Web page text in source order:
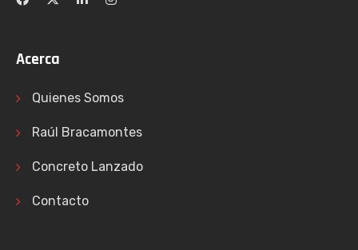
Acerca
Quienes Somos
Raúl Bracamontes
Concreto Lanzado
Contacto